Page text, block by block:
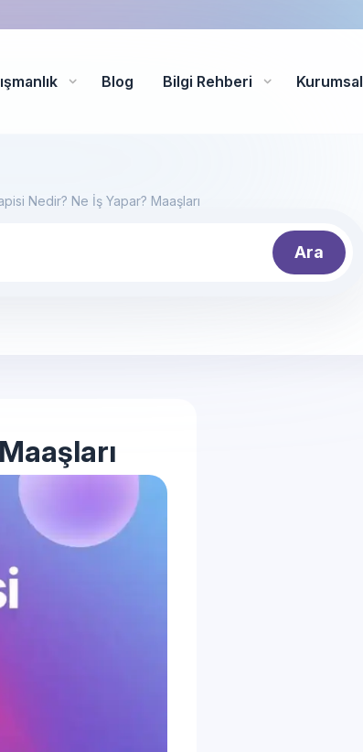
Blog Bilgi Rehberi Kurumsal
Nedir? Ne İş Yapar? Maaşları
Ara